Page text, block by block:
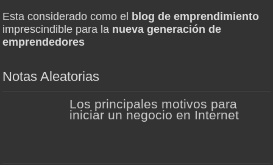
Esta considerado como el blog de emprendimiento
imprescindible para la nueva generación de
emprendedores
Notas Aleatorias
Los principales motivos para
iniciar un negocio en Internet